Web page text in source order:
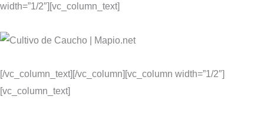
width=”1/2″][vc_column_text]
[/vc_column_text][/vc_column][vc_column width=”1/2″]
[vc_column_text]